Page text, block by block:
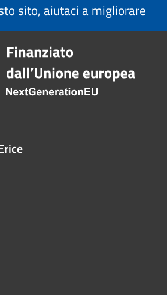
sito, aiutaci a migliorare